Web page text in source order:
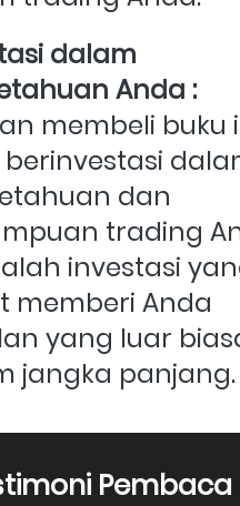
dalam
Anda :
membeli buku
dan
trading
investasi
memberi Anda
yang luar
jangka panjang.
Pembaca